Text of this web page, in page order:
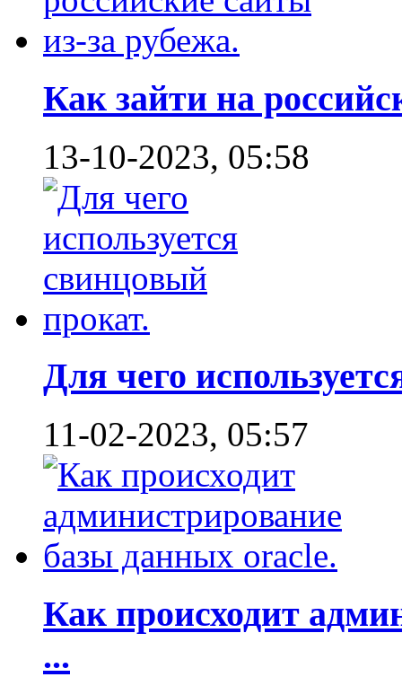
Как зайти на
13-10-2023, 05:58
Для чего
11-02-2023, 05:57
Как происходит
...